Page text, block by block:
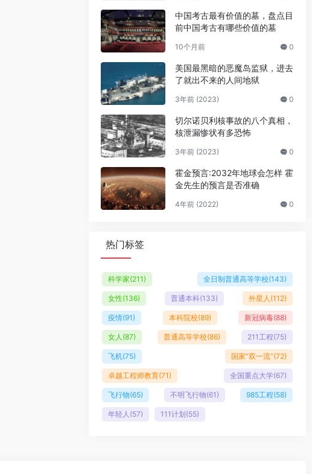
中国考古最有价值的墓，盘点目
前中国考古有哪些价值的墓
10个月前 0
美国最黑暗的恶魔岛监狱，进去
了就出不来的人间地狱
3年前 (2023) 0
切尔诺贝利核事故的八个真相，
核泄漏惨状有多恐怖
3年前 (2023) 0
霍金预言:2032年地球会怎样 霍
金先生的预言是否准确
4年前 (2022) 0
热门标签
科学家(211) 全日制普通高等学校(143)
女性(136) 普通本科(133) 外星人 (112)
疫情(91) 本科院校(89) 新冠病毒(88)
女人 (87) 普通高等学校(86) 211工程(75)
飞机(75) 国家“双一流”(72)
卓越工程师教育(71) 全国重点大学(67)
飞行物(65) 不明飞行物(61) 985工程(58)
年轻人 (57) 111计划(55)